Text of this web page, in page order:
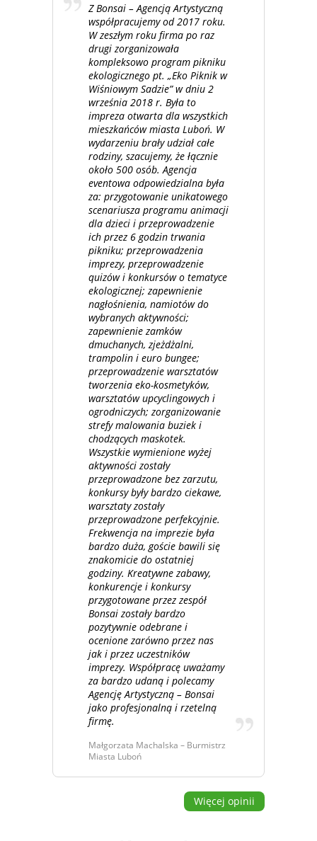
Z Bonsai – Agencją Artystyczną
współpracujemy od 2017 roku.
W zeszłym roku firma po raz
drugi zorganizowała
kompleksowo program pikniku
ekologicznego pt. „Eko Piknik w
Wiśniowym Sadzie” w dniu 2
września 2018 r. Była to
impreza otwarta dla wszystkich
mieszkańców miasta Luboń. W
wydarzeniu brały udział całe
rodziny, szacujemy, że łącznie
około 500 osób. Agencja
eventowa odpowiedzialna była
za: przygotowanie unikatowego
scenariusza programu animacji
dla dzieci i przeprowadzenie
ich przez 6 godzin trwania
pikniku; przeprowadzenia
imprezy, przeprowadzenie
quizów i konkursów o tematyce
ekologicznej; zapewnienie
nagłośnienia, namiotów do
wybranych aktywności;
zapewnienie zamków
dmuchanych, zjeżdżalni,
trampolin i euro bungee;
przeprowadzenie warsztatów
tworzenia eko-kosmetyków,
warsztatów upcyclingowych i
ogrodniczych; zorganizowanie
strefy malowania buziek i
chodzących maskotek.
Wszystkie wymienione wyżej
aktywności zostały
przeprowadzone bez zarzutu,
konkursy były bardzo ciekawe,
warsztaty zostały
przeprowadzone perfekcyjnie.
Frekwencja na imprezie była
bardzo duża, goście bawili się
znakomicie do ostatniej
godziny. Kreatywne zabawy,
konkurencje i konkursy
przygotowane przez zespół
Bonsai zostały bardzo
pozytywnie odebrane i
ocenione zarówno przez nas
jak i przez uczestników
imprezy. Współpracę uważamy
za bardzo udaną i polecamy
Agencję Artystyczną – Bonsai
jako profesjonalną i rzetelną
firmę.
Małgorzata Machalska – Burmistrz
Miasta Luboń
Więcej opinii